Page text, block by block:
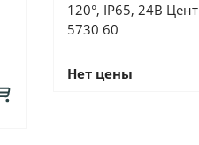
120°, IP65, 24В
5730 60
Нет цены